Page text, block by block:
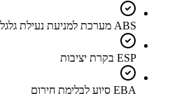
ABS מערכת למניעת נעילת גלגלים
ESP בקרת יציבות
EBA סיוע לבלימת חירום